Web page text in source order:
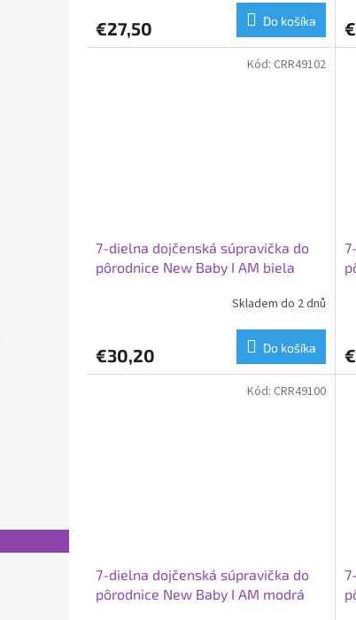
€27,50 Do košíka
7-dielna dojčenská súpravička do
pôrodnice New Baby I AM biela
Skladem do 2 dnů
€30,20 Do košíka
Kód: CRR49102
7-dielna dojčenská súpravička do
pôrodnice New Baby I AM modrá
Kód: CRR49100